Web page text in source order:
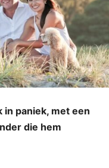
in paniek, met een
die hem